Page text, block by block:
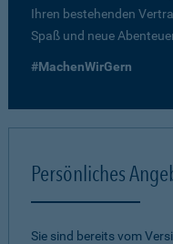
Ihren bestehenden
Spaß und neue
#MachenWirGern
Persönliches
Sie sind bereits vom